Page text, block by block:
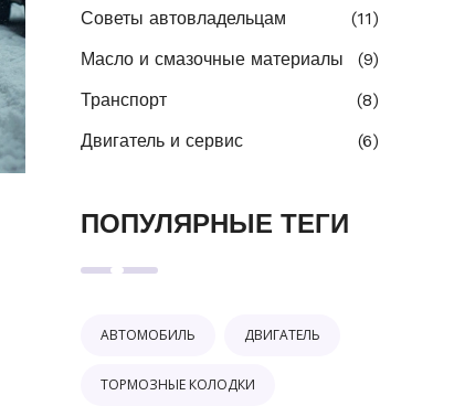
Советы автовладельцам
(11)
Масло и смазочные материалы
(9)
Транспорт
(8)
Двигатель и сервис
(6)
ПОПУЛЯРНЫЕ ТЕГИ
АВТОМОБИЛЬ ДВИГАТЕЛЬ
ТОРМОЗНЫЕ КОЛОДКИ